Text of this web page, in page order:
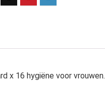
x 16 hygiëne voor vrouwen.